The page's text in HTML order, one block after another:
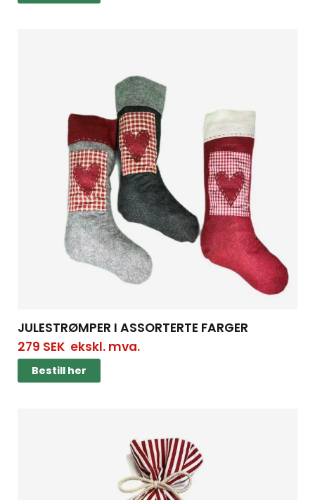
JULESTRØMPER I ASSORTERTE FARGER
279 SEKekskl. mva.
Bestill her